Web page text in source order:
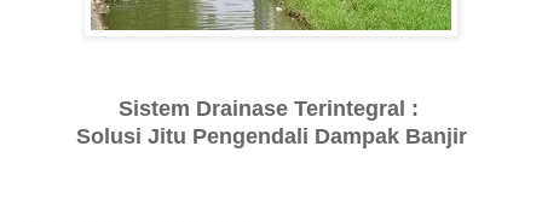
Sistem Drainase Terintegral :
Solusi Jitu Pengendali Dampak Banjir